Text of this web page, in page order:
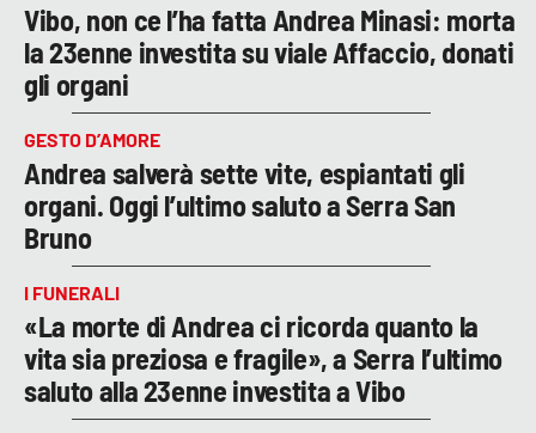
Vibo, non ce l’ha fatta Andrea Minasi: morta
la 23enne investita su viale Affaccio, donati
gli organi
GESTO D’AMORE
Andrea salverà sette vite, espiantati gli
organi. Oggi l’ultimo saluto a Serra San
Bruno
I FUNERALI
«La morte di Andrea ci ricorda quanto la
vita sia preziosa e fragile», a Serra l’ultimo
saluto alla 23enne investita a Vibo